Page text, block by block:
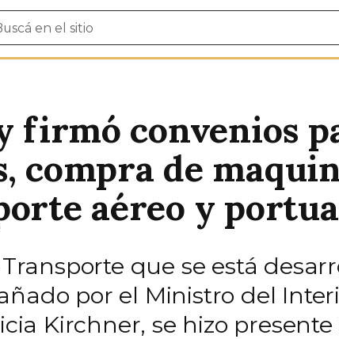
firmó convenios
compra de
aéreo y
que se está
por el Ministro del
Kirchner, se hizo presente